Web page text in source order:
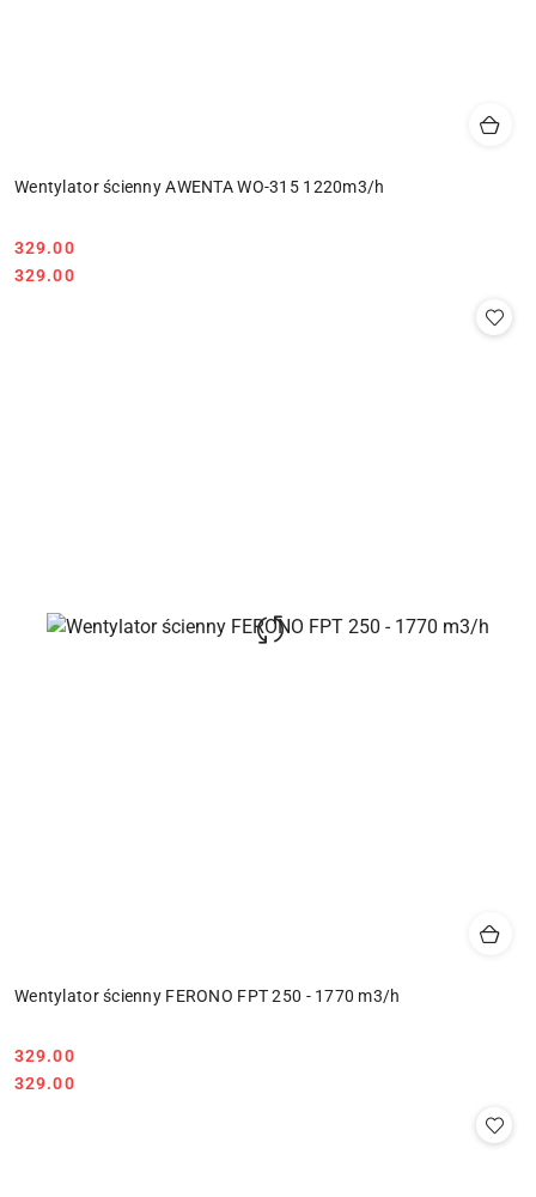
Wentylator ścienny AWENTA WO-315 1220m3/h
Cena:
329.00
Cena:
329.00
Wentylator ścienny FERONO FPT 250 - 1770 m3/h
Cena:
329.00
Cena:
329.00